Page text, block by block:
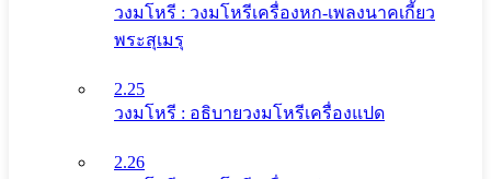
วงมโหรี : วงมโหรีเครื่องหก-เพลงนาคเกี้ยว
พระสุเมรุ
2.25
วงมโหรี : อธิบายวงมโหรีเครื่องแปด
2.26